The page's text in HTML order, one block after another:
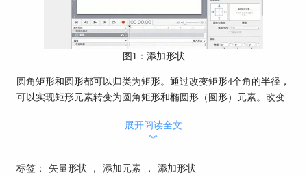
图1：添加形状
圆角矩形和圆形都可以归类为矩形。通过改变矩形4个角的半径，
可以实现矩形元素转变为圆角矩形和椭圆形（圆形）元素。改变
展开阅读全文
︾
标签： 矢量形状 ， 添加元素 ， 添加形状